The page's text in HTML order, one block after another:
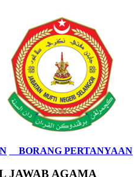
BORANG PERTANYAAN
JAWAB AGAMA